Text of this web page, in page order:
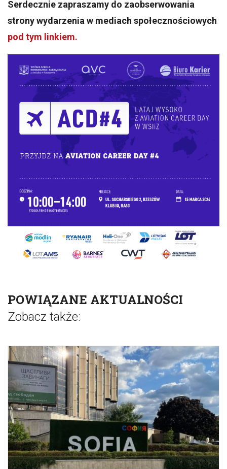
Serdecznie zapraszamy do zaobserwowania
strony wydarzenia w mediach społecznościowych
pod tym linkiem.
POWIĄZANE AKTUALNOŚCI
Zobacz także: